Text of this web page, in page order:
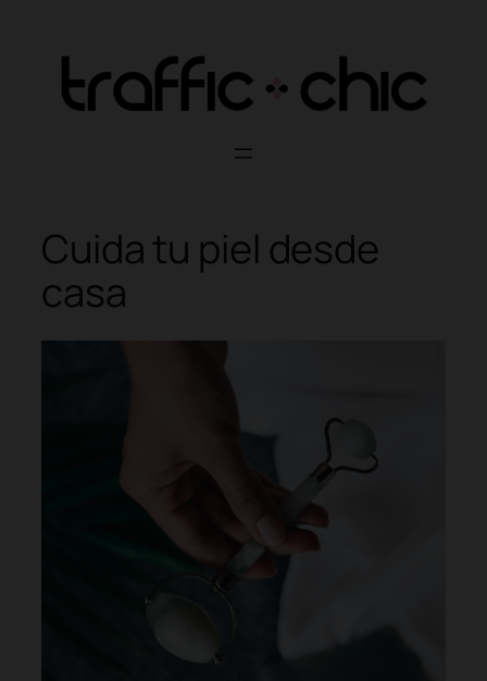
content
Cuida tu piel desde
casa